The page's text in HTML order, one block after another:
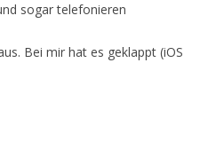
sogar telefonieren
Bei mir hat es geklappt (iOS